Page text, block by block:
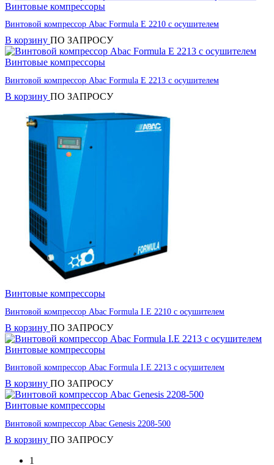
Винтовые компрессоры
Винтовой компрессор Abac Formula E 2210 с осушителем
В корзину ПО ЗАПРОСУ
Винтовые компрессоры
Винтовой компрессор Abac Formula E 2213 с осушителем
В корзину ПО ЗАПРОСУ
Винтовые компрессоры
Винтовой компрессор Abac Formula I.E 2210 с осушителем
В корзину ПО ЗАПРОСУ
Винтовые компрессоры
Винтовой компрессор Abac Formula I.E 2213 с осушителем
В корзину ПО ЗАПРОСУ
Винтовые компрессоры
Винтовой компрессор Abac Genesis 2208-500
В корзину ПО ЗАПРОСУ
1